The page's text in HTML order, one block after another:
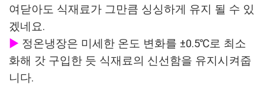
여닫아도 식재료가 그만큼 싱싱하게 유지 될 수 있
겠네요.
▶ 정온냉장은 미세한 온도 변화를 ±0.5℃로 최소
화해 갓 구입한 듯 식재료의 신선함을 유지시켜줍
니다.